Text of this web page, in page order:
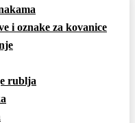
i oznake za kovanice
rublja